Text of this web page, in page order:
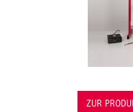
ZUR